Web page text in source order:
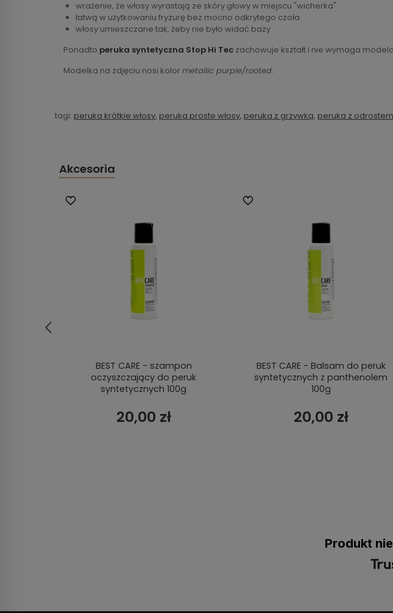
wrażenie, że włosy wyrastają ze skóry głowy w miejscu "wicherka"
łatwą w użytkowaniu fryzurę bez mocno odkrytego czoła
włosy umieszczane tak, żeby nie było widać bazy
Ponadto peruka syntetyczna Stop Hi Tec zachowuje kształt i nie wymaga
Modelka na zdjęciu nosi kolor metallic purple/rooted.
tagi: peruka krótkie włosy, peruka proste włosy, peruka z grzywką, peruka z odrostem
Akcesoria
BEST CARE - szampon
oczyszczający do peruk
syntetycznych 100g
20,00 zł
BEST CARE - Balsam do peruk
syntetycznych z panthenolem
100g
20,00 zł
Produkt